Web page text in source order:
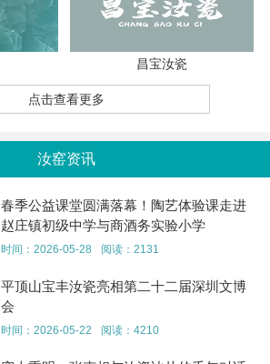
昌宝汝瓷
点击查看更多
汝窑资讯
春季公益课堂圆满落幕！陶艺体验课走进
赵庄镇初级中学与商酒务实验小学
时间：2026-05-28 阅读：2131
平顶山宝丰汝瓷亮相第二十二届深圳文博
会
时间：2026-05-22 阅读：4210